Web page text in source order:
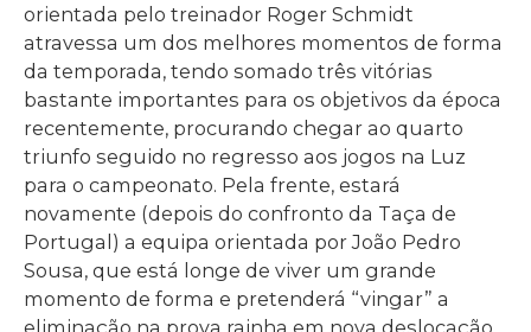
orientada pelo treinador Roger Schmidt
atravessa um dos melhores momentos de forma
da temporada, tendo somado três vitórias
bastante importantes para os objetivos da época
recentemente, procurando chegar ao quarto
triunfo seguido no regresso aos jogos na Luz
para o campeonato. Pela frente, estará
novamente (depois do confronto da Taça de
Portugal) a equipa orientada por João Pedro
Sousa, que está longe de viver um grande
momento de forma e pretenderá “vingar” a
eliminação na prova rainha em nova deslocação